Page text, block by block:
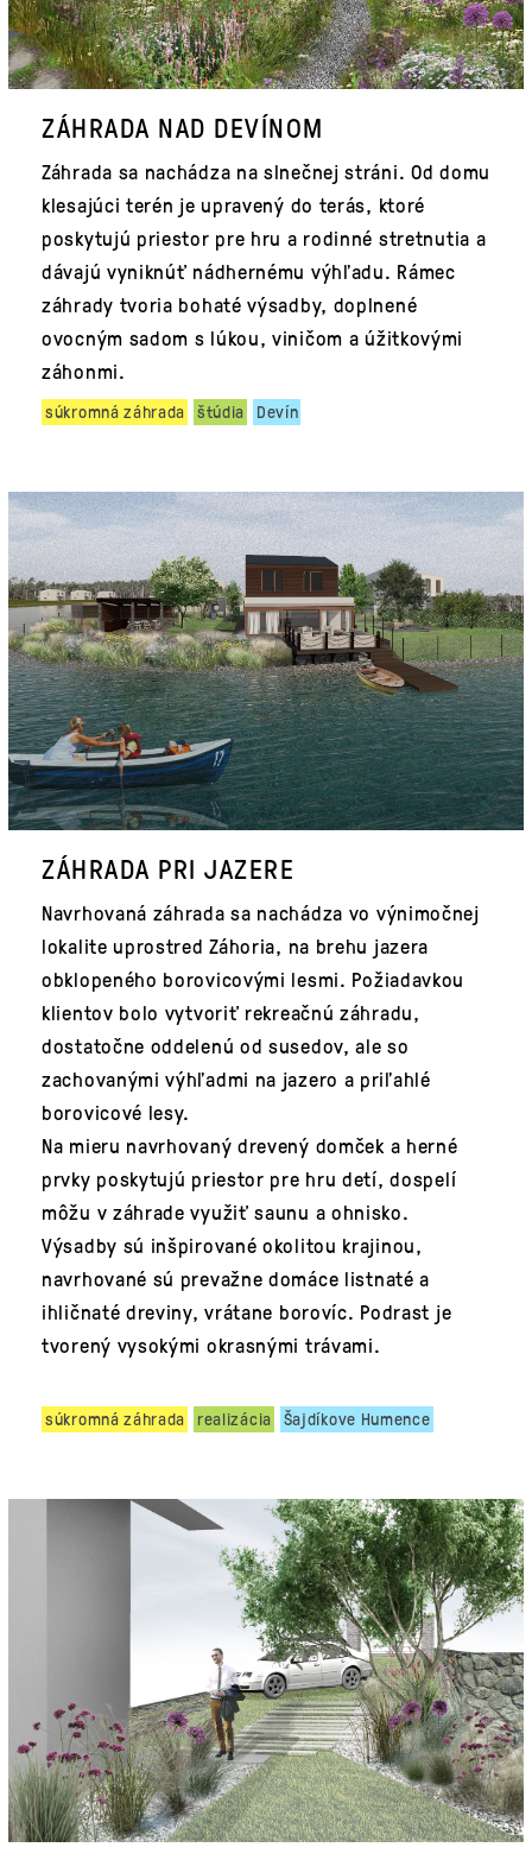
ZÁHRADA NAD DEVÍNOM
Záhrada sa nachádza na slnečnej stráni. Od domu
klesajúci terén je upravený do terás, ktoré
poskytujú priestor pre hru a rodinné stretnutia a
dávajú vyniknúť nádhernému výhľadu. Rámec
záhrady tvoria bohaté výsadby, doplnené
ovocným sadom s lúkou, viničom a úžitkovými
záhonmi.
súkromná záhrada štúdia Devín
ZÁHRADA PRI JAZERE
Navrhovaná záhrada sa nachádza vo výnimočnej
lokalite uprostred Záhoria, na brehu jazera
obklopeného borovicovými lesmi. Požiadavkou
klientov bolo vytvoriť rekreačnú záhradu,
dostatočne oddelenú od susedov, ale so
zachovanými výhľadmi na jazero a priľahlé
borovicové lesy.
Na mieru navrhovaný drevený domček a herné
prvky poskytujú priestor pre hru detí, dospelí
môžu v záhrade využiť saunu a ohnisko.
Výsadby sú inšpirované okolitou krajinou,
navrhované sú prevažne domáce listnaté a
ihličnaté dreviny, vrátane borovíc. Podrast je
tvorený vysokými okrasnými trávami.
súkromná záhrada realizácia Šajdíkove Humence